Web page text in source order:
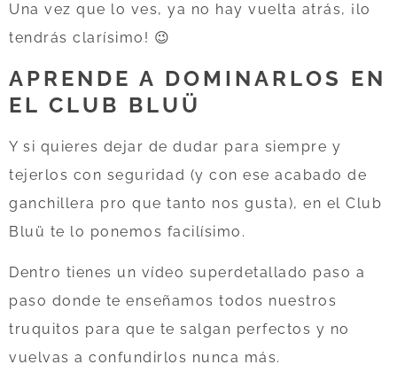
Una vez que lo ves, ya no hay vuelta atrás, ¡lo
tendrás clarísimo! 😉
APRENDE A DOMINARLOS EN
EL CLUB BLUÜ
Y si quieres dejar de dudar para siempre y
tejerlos con seguridad (y con ese acabado de
ganchillera pro que tanto nos gusta), en el Club
Bluü te lo ponemos facilísimo.
Dentro tienes un vídeo superdetallado paso a
paso donde te enseñamos todos nuestros
truquitos para que te salgan perfectos y no
vuelvas a confundirlos nunca más.